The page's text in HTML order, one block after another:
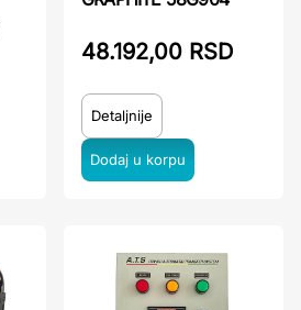
48.192,00 RSD
Detaljnije